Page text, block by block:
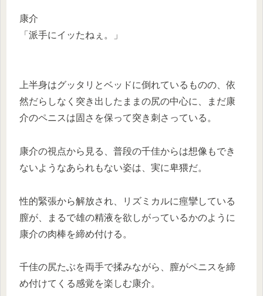
康介
「派手にイッたねぇ。」
上半身はグッタリとベッドに倒れているものの、依
然だらしなく突き出したままの尻の中心に、まだ康
介のペニスは固さを保って突き刺さっている。
康介の視点から見る、普段の千佳からは想像もでき
ないようなあられもない姿は、実に卑猥だ。
性的緊張から解放され、リズミカルに痙攣している
膣が、まるで雄の精液を欲しがっているかのように
康介の肉棒を締め付ける。
千佳の尻たぶを両手で揉みながら、膣がペニスを締
め付けてくる感覚を楽しむ康介。